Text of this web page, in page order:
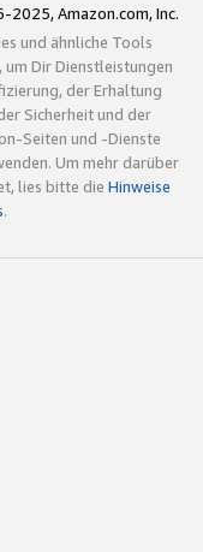
2025, Amazon.com, Inc.
und ähnliche Tools
um Dir Dienstleistungen
der Erhaltung
Sicherheit und der
Seiten und -Dienste
Um mehr darüber
lies bitte die Hinweise
.